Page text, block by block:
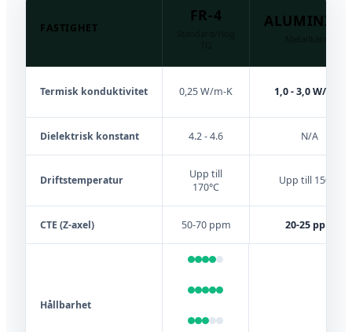
FASTIGHET
FR-4
Termisk konduktivitet 0,25 W/m-K 1,0 - 3,0 W/m-K
Dielektrisk konstant 4.2 - 4.6 N/A
Driftstemperatur
Upp till
170°C
Upp till 150°C
CTE (Z-axel) 50-70 ppm 20-25 ppm
Hållbarhet